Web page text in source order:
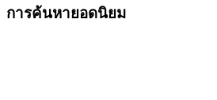
การค้นหายอดนิยม